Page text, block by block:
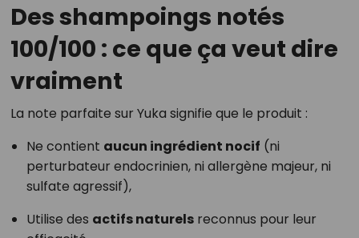
Des shampoings notés
100/100 : ce que ça veut dire
vraiment
La note parfaite sur Yuka signifie que le produit :
Ne contient aucun ingrédient nocif (ni
perturbateur endocrinien, ni allergène majeur, ni
sulfate agressif),
Utilise des actifs naturelsreconnus pour leur